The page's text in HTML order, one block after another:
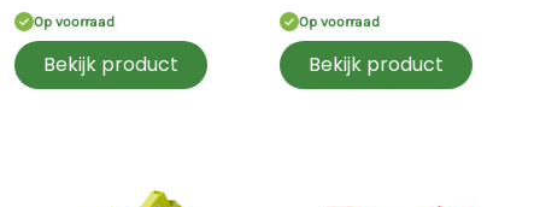
Op voorraad
Bekijk product
Op voorraad
Bekijk product